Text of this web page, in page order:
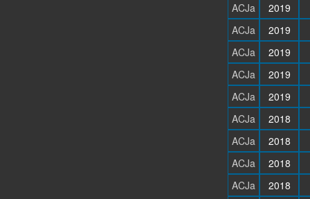
ACJa
2019
ACJa
2019
ACJa
2019
ACJa
2019
ACJa
2019
ACJa
2018
ACJa
2018
ACJa
2018
ACJa
2018